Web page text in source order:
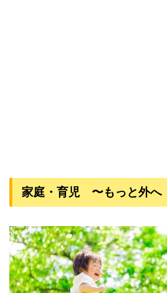
家庭・育児 〜もっと外へ